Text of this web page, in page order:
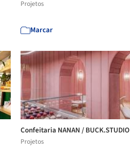
Projetos
Marcar
Confeitaria NANAN / BUCK.STUDIO
Projetos